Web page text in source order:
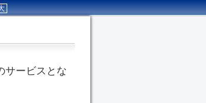
サービスとな